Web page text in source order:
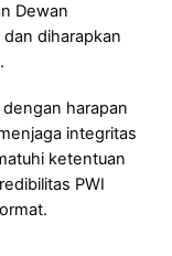
Dewan
diharapkan
harapan
integritas
ketentuan
PWI